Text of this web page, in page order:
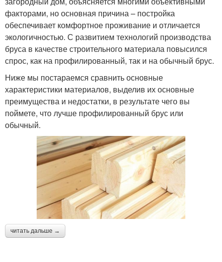
факторами, но основная причина – постройка
обеспечивает комфортное проживание и отличается
экологичностью. С развитием технологий производства
бруса в качестве строительного материала повысился
спрос, как на профилированный, так и на обычный брус.
Ниже мы постараемся сравнить основные
характеристики материалов, выделив их основные
преимущества и недостатки, в результате чего вы
поймете, что лучше профилированный брус или
обычный.
читать дальше →